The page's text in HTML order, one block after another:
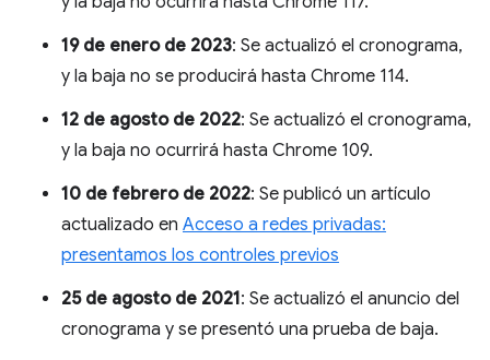
19 de enero de 2023: Se actualizó el cronograma,
y la baja no se producirá hasta Chrome 114.
12 de agosto de 2022: Se actualizó el cronograma,
y la baja no ocurrirá hasta Chrome 109.
10 de febrero de 2022: Se publicó un artículo
actualizado en Acceso a redes privadas:
presentamos los controles previos
25 de agosto de 2021: Se actualizó el anuncio del
cronograma y se presentó una prueba de baja.